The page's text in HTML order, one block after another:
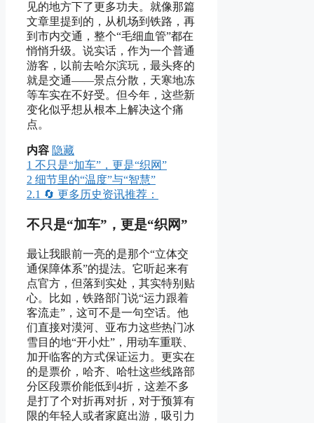
见的地方下了更多功夫。就像那篇
文章里提到的，从机场到铁路，再
到市内交通，整个“毛细血管”都在
悄悄升级。说实话，作为一个普通
游客，以前去哈尔滨玩，最头疼的
就是交通——景点分散，天寒地冻
等车实在不好受。但今年，这些新
变化似乎想从根本上解决这个痛
点。
内容 隐藏
1 不只是“加车”，更是“织网”
2 细节里的“温度”与“智慧”
2.1 🔄 更多历史资讯推荐：
不只是“加车”，更是“织网”
最让我眼前一亮的是那个“立体交
通保障体系”的提法。它听起来有
点官方，但落到实处，其实特别贴
心。比如，铁路部门说“运力跟着
客流走”，这可不是一句空话。他
们直接对漠河、亚布力这些热门冰
雪目的地“开小灶”，用动车重联、
加开临客的方式保证运力。更实在
的是票价，哈齐、哈牡这些线路部
分区段票价能低到4折，这差不多
是打了个对折再对折，对于预算有
限的年轻人或者家庭出游，吸引力